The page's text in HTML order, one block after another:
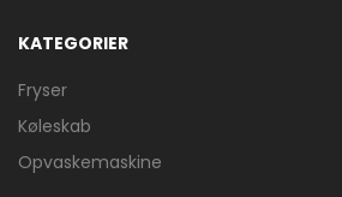
KATEGORIER
Fryser
Køleskab
Opvaskemaskine